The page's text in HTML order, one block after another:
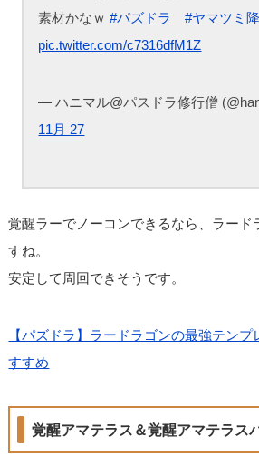
素材かなｗ#パズドラ
#ヤマツミ
pic.twitter.com/c7316dfM1Z
— ハニマル@パスドラ修行僧
11月 27
覚醒ラーでノーコンできるなら、ラード
すね。
安定して周回できそうです。
【パズドラ】ラードラゴンの最強テン
すすめ
覚醒アマテラス＆覚醒アマテラス